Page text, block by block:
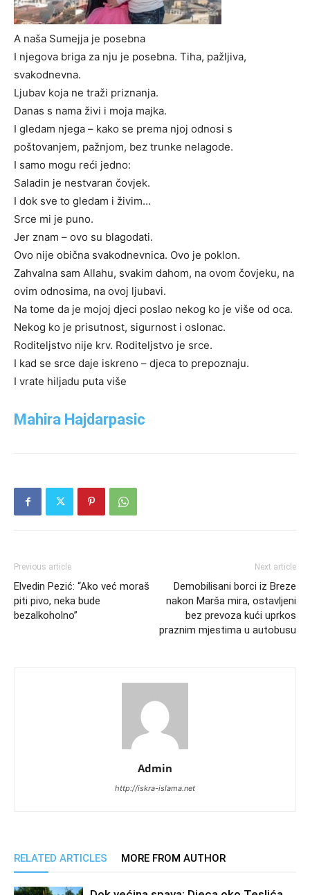
A naša Sumejja je posebna
I njegova briga za nju je posebna. Tiha, pažljiva,
svakodnevna.
Ljubav koja ne traži priznanja.
Danas s nama živi i moja majka.
I gledam njega – kako se prema njoj odnosi s
poštovanjem, pažnjom, bez trunke nelagode.
I samo mogu reći jedno:
Saladin je nestvaran čovjek.
I dok sve to gledam i živim…
Srce mi je puno.
Jer znam – ovo su blagodati.
Ovo nije obična svakodnevnica. Ovo je poklon.
Zahvalna sam Allahu, svakim dahom, na ovom čovjeku, na
ovim odnosima, na ovoj ljubavi.
Na tome da je mojoj djeci poslao nekog ko je više od oca.
Nekog ko je prisutnost, sigurnost i oslonac.
Roditeljstvo nije krv. Roditeljstvo je srce.
I kad se srce daje iskreno – djeca to prepoznaju.
I vrate hiljadu puta više
Mahira Hajdarpasic
Previous article
Elvedin Pezić: “Ako već moraš
piti pivo, neka bude
bezalkoholno”
Next article
Demobilisani borci iz Breze
nakon Marša mira, ostavljeni
bez prevoza kući uprkos
praznim mjestima u autobusu
Admin
http://iskra-islama.net
RELATED ARTICLES MORE FROM AUTHOR